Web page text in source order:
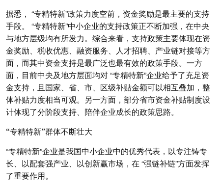
据悉， “专精特新”政策力度空前，资金奖励是最主要的支持
手段。 “专精特新”中小企业的支持政策正不断加强，在中央
与地方层级均有所发力。综合来看，支持政策主要体现在资
金奖励、税收优惠、融资服务、人才招聘、产业链对接等方
面，而其中资金支持是最广泛也最有效的政策手段。一方
面，目前中央及地方层面均对 “专精特新”企业给予了充足资
金支持，且国家、省、市、区级补贴金额可以相互叠加，整
体补贴力度相当可观。另一方面，部分省市资金补贴制度设
计体现了分阶段支持、陪伴企业成长的政策思路。
“专精特新”群体不断壮大
“专精特新”企业是我国中小企业中的优秀代表，以专注铸专
长、以配套强产业、以创新赢市场，在 “强链补链”方面发挥
了重要作用。